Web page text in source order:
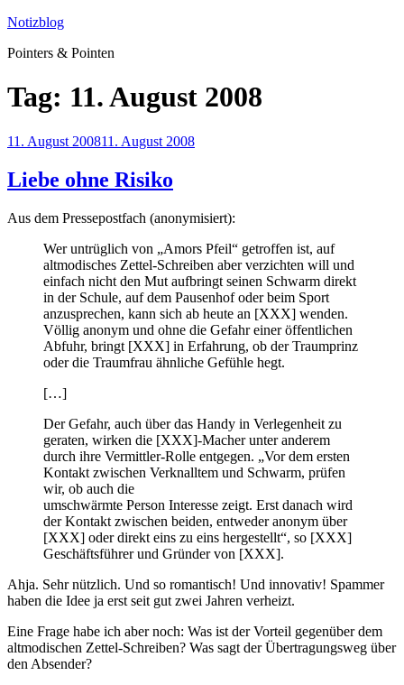
Zum
springen
Notizblog
Pointers & Pointen
Tag: 11. August 2008
Veröffentlicht
11. August 200811. August 2008
Liebe ohne Risiko
Aus dem Pressepostfach (anonymisiert):
Wer untrüglich von „Amors Pfeil“ getroffen ist, auf
altmodisches Zettel-Schreiben aber verzichten will und
einfach nicht den Mut aufbringt seinen Schwarm direkt
in der Schule, auf dem Pausenhof oder beim Sport
anzusprechen, kann sich ab heute an [XXX] wenden.
Völlig anonym und ohne die Gefahr einer öffentlichen
Abfuhr, bringt [XXX] in Erfahrung, ob der Traumprinz
oder die Traumfrau ähnliche Gefühle hegt.
[…]
Der Gefahr, auch über das Handy in Verlegenheit zu
geraten, wirken die [XXX]-Macher unter anderem
durch ihre Vermittler-Rolle entgegen. „Vor dem ersten
Kontakt zwischen Verknalltem und Schwarm, prüfen
wir, ob auch die
umschwärmte Person Interesse zeigt. Erst danach wird
der Kontakt zwischen beiden, entweder anonym über
[XXX] oder direkt eins zu eins hergestellt“, so [XXX]
Geschäftsführer und Gründer von [XXX].
Ahja. Sehr nützlich. Und so romantisch! Und innovativ! Spammer
haben die Idee ja erst seit gut zwei Jahren verheizt.
Eine Frage habe ich aber noch: Was ist der Vorteil gegenüber dem
altmodischen Zettel-Schreiben? Was sagt der Übertragungsweg über
den Absender?